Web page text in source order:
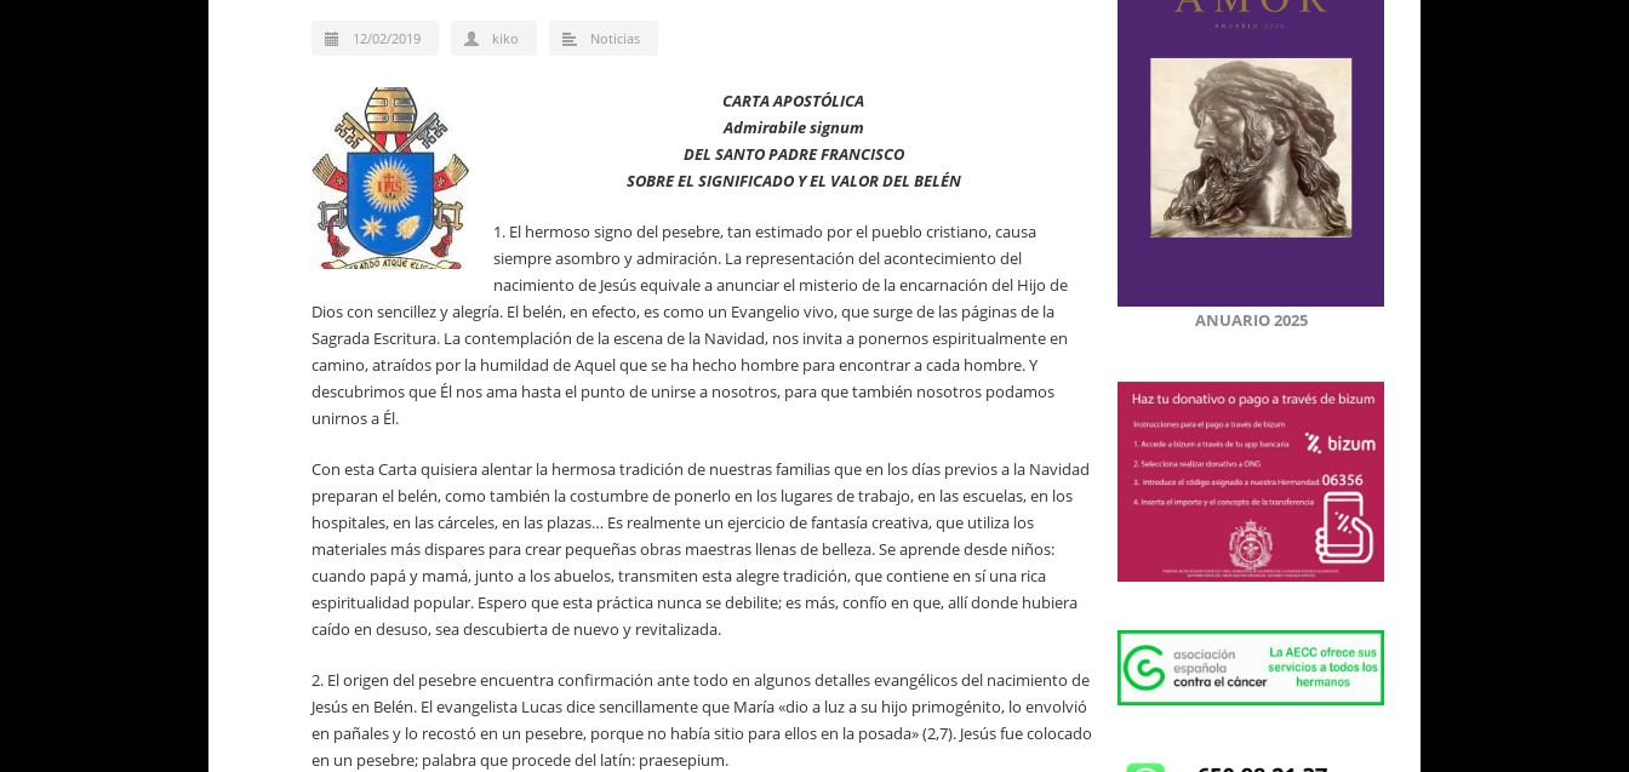
12/02/2019 kiko Noticias
CARTA APOSTÓLICA
Admirabile signum
DEL SANTO PADREFRANCISCO
SOBRE EL SIGNIFICADO Y EL VALOR DEL BELÉN
1. El hermoso signo del pesebre, tan estimado por el pueblo cristiano, causa
siempre asombro y admiración. La representación del acontecimiento del
nacimiento de Jesús equivale a anunciar el misterio de la encarnación del Hijo de
Dios con sencillez y alegría. El belén, en efecto, es como un Evangelio vivo, que surge de las páginas de la
Sagrada Escritura. La contemplación de la escena de la Navidad, nos invita a ponernos espiritualmente en
camino, atraídos por la humildad de Aquel que se ha hecho hombre para encontrar a cada hombre. Y
descubrimos que Él nos ama hasta el punto de unirse a nosotros, para que también nosotros podamos
unirnos a Él.
Con esta Carta quisiera alentar la hermosa tradición de nuestras familias que en los días previos a la Navidad
preparan el belén, como también la costumbre de ponerlo en los lugares de trabajo, en las escuelas, en los
hospitales, en las cárceles, en las plazas… Es realmente un ejercicio de fantasía creativa, que utiliza los
materiales más dispares para crear pequeñas obras maestras llenas de belleza. Se aprende desde niños:
cuando papá y mamá, junto a los abuelos, transmiten esta alegre tradición, que contiene en sí una rica
espiritualidad popular. Espero que esta práctica nunca se debilite; es más, confío en que, allí donde hubiera
caído en desuso, sea descubierta de nuevo y revitalizada.
2. El origen del pesebre encuentra confirmación ante todo en algunos detalles evangélicos del nacimiento de
Jesús en Belén. El evangelista Lucas dice sencillamente que María «dio a luz a su hijo primogénito, lo envolvió
en pañales y lo recostó en un pesebre, porque no había sitio para ellos en la posada» (2,7). Jesús fue colocado
en un pesebre; palabra que procede del latín: praesepium.
ANUARIO 2025